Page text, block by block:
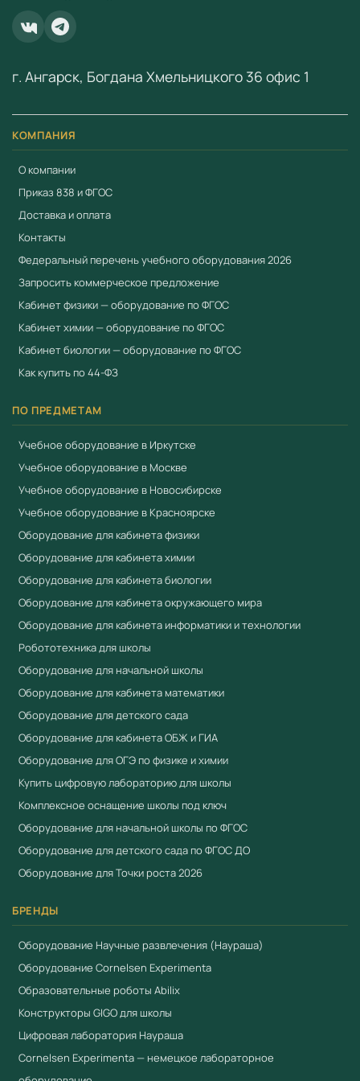
образовательного оборудования по ФГОС с 2018 года.
ИНН 3801158281.
КОМПАНИЯ
О компании
Приказ 838 и ФГОС
Доставка и оплата
Контакты
Федеральный перечень учебного оборудования 2026
Запросить коммерческое предложение
Кабинет физики — оборудование по ФГОС
Кабинет химии — оборудование по ФГОС
Кабинет биологии — оборудование по ФГОС
Как купить по 44-ФЗ
ПО ПРЕДМЕТАМ
Учебное оборудование в Иркутске
Учебное оборудование в Москве
Учебное оборудование в Новосибирске
Учебное оборудование в Красноярске
Оборудование для кабинета физики
Оборудование для кабинета химии
Оборудование для кабинета биологии
Оборудование для кабинета окружающего мира
Оборудование для кабинета информатики и технологии
Робототехника для школы
Оборудование для начальной школы
Оборудование для кабинета математики
Оборудование для детского сада
Оборудование для кабинета ОБЖ и ГИА
Оборудование для ОГЭ по физике и химии
Купить цифровую лабораторию для школы
Комплексное оснащение школы под ключ
Оборудование для начальной школы по ФГОС
Оборудование для детского сада по ФГОС ДО
Оборудование для Точки роста 2026
БРЕНДЫ
Оборудование Научные развлечения (Наураша)
Оборудование Cornelsen Experimenta
Образовательные роботы Abilix
Конструкторы GIGO для школы
Цифровая лаборатория Наураша
Cornelsen Experimenta — немецкое лабораторное
г. Ангарск, Богдана Хмельницкого 36 офис 1